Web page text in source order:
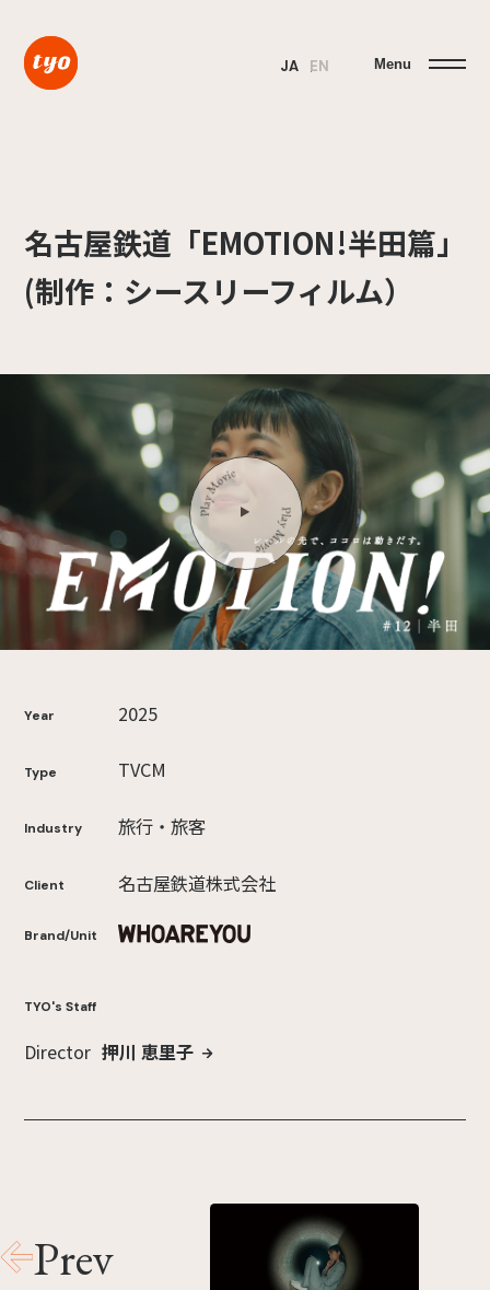
JA EN Menu
名古屋鉄道「EMOTION!半田篇」
(制作：シースリーフィルム）
Year 2025
Type TVCM
Industry 旅行・旅客
Client 名古屋鉄道株式会社
Brand/Unit
TYO's Staff
Director 押川 恵里子
Prev